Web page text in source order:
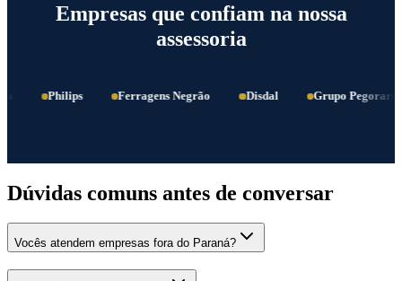
Empresas que confiam na nossa
assessoria
Philips Ferragens Negrão Disdal Grupo Pegoraro
Dúvidas comuns antes de conversar
Vocês atendem empresas fora do Paraná?